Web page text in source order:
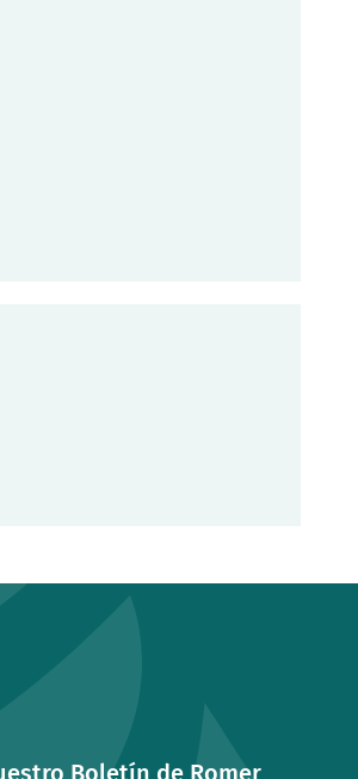
Boletín de Romer